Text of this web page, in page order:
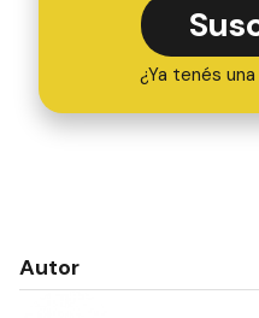
¿Ya tenés
Autor